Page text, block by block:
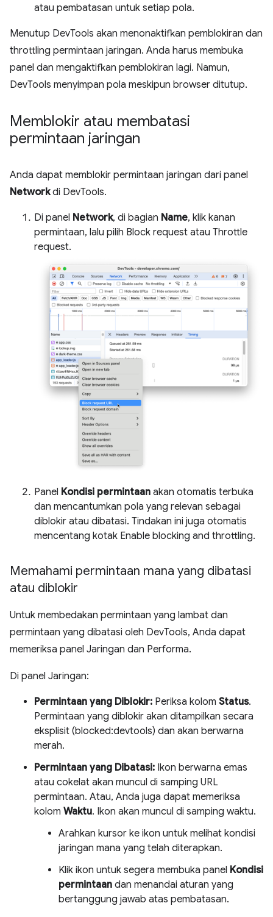
atau pembatasan untuk setiap pola.
Menutup DevTools akan menonaktifkan pemblokiran dan
throttling permintaan jaringan. Anda harus membuka
panel dan mengaktifkan pemblokiran lagi. Namun,
DevTools menyimpan pola meskipun browser ditutup.
Memblokir atau membatasi
permintaan jaringan
Anda dapat memblokir permintaan jaringan dari panel
Networkdi DevTools.
Di panel Network, di bagian Name, klik kanan
permintaan, lalu pilih Block request atau Throttle
request.
Panel Kondisi permintaan akan otomatis terbuka
dan mencantumkan pola yang relevan sebagai
diblokir atau dibatasi. Tindakan ini juga otomatis
mencentang kotak Enable blocking and throttling.
Memahami permintaan mana yang dibatasi
atau diblokir
Untuk membedakan permintaan yang lambat dan
permintaan yang dibatasi oleh DevTools, Anda dapat
memeriksa panel Jaringan dan Performa.
Di panel Jaringan:
Permintaan yang Diblokir: Periksa kolom Status.
Permintaan yang diblokir akan ditampilkan secara
eksplisit (blocked:devtools) dan akan berwarna
merah.
Permintaan yang Dibatasi: Ikon berwarna emas
atau cokelat akan muncul di samping URL
permintaan. Atau, Anda juga dapat memeriksa
kolom Waktu. Ikon akan muncul di samping waktu.
Arahkan kursor ke ikon untuk melihat kondisi
jaringan mana yang telah diterapkan.
Klik ikon untuk segera membuka panel Kondisi
permintaan dan menandai aturan yang
bertanggung jawab atas pembatasan.